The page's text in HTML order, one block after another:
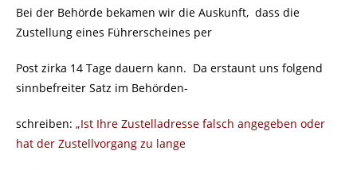
Bei der Behörde bekamen wir die Auskunft, dass die
Zustellung eines Führerscheines per
Post zirka 14 Tage dauern kann. Da erstaunt uns folgend
sinnbefreiter Satz im Behörden-
schreiben: „Ist Ihre Zustelladresse falsch angegeben oder
hat der Zustellvorgang zu lange